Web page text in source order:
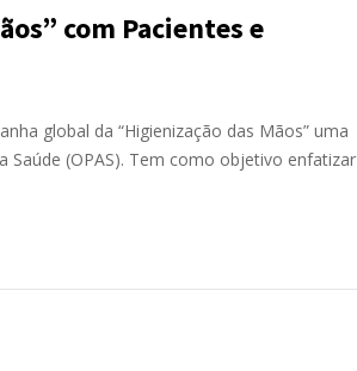
com Pacientes e
global da “Higienização das Mãos” uma
Saúde (OPAS). Tem como objetivo enfatizar